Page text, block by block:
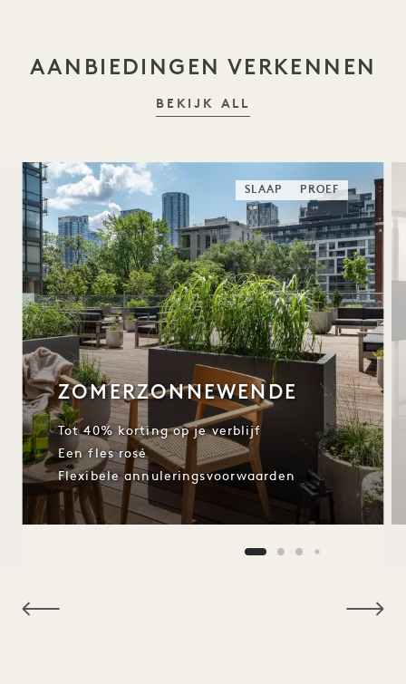
AANBIEDINGEN VERKENNEN
BEKIJK ALL
SLAAP PROEF
ZOMERZONNEWENDE
Tot 40% korting op je verblijf
Een fles rosé
Flexibele annuleringsvoorwaarden